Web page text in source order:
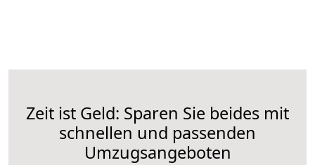
Zeit ist Geld: Sparen Sie beides mit
schnellen und passenden
Umzugsangeboten